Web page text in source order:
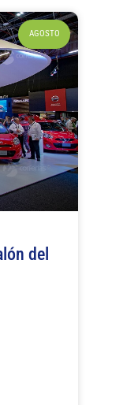
AGOSTO
del